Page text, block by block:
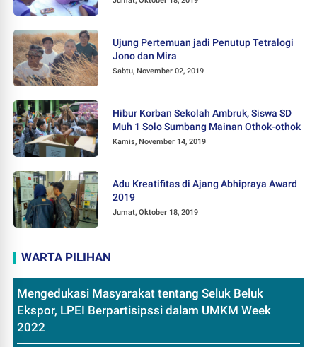
Ujung Pertemuan jadi Penutup Tetralogi
Jono dan Mira
Sabtu, November 02, 2019
Hibur Korban Sekolah Ambruk, Siswa SD
Muh 1 Solo Sumbang Mainan Othok-othok
Kamis, November 14, 2019
Adu Kreatifitas di Ajang Abhipraya Award
2019
Jumat, Oktober 18, 2019
WARTA PILIHAN
Mengedukasi Masyarakat tentang Seluk Beluk
Ekspor, LPEI Berpartisipssi dalam UMKM Week
2022